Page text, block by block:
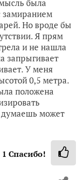
была
замиранием
Но вроде бы
Я прям
и не нашла
запрыгивает
У меня
0,5 метра.
положена
думаешь может
1 Спасибо!